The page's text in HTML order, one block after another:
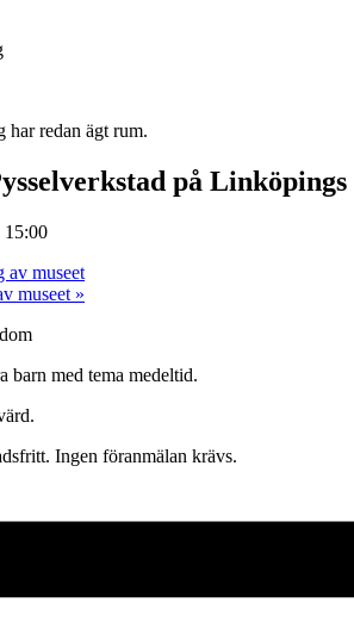
har redan ägt rum.
på
15:00
av museet
museet »
barn med tema medeltid.
Ingen föranmälan krävs.